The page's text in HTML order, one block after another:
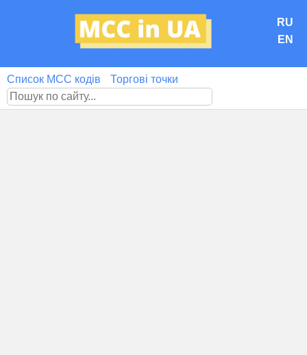
RU
EN
Список MCC кодів Торгові точки